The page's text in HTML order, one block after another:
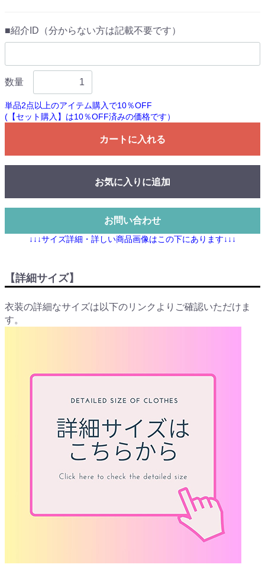
■紹介ID（分からない方は記載不要です）
数量
単品2点以上のアイテム購入で10％OFF
(【セット購入】は10％OFF済みの価格です）
カートに入れる
お気に入りに追加
お問い合わせ
↓↓↓サイズ詳細・詳しい商品画像はこの下にあります↓↓↓
【詳細サイズ】
衣装の詳細なサイズは以下のリンクよりご確認いただけま
す。